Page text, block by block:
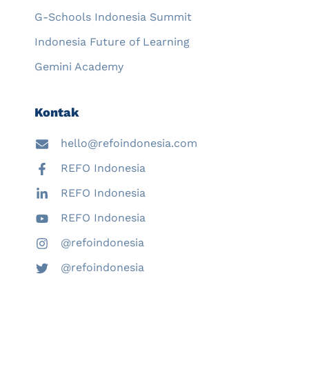
G-Schools Indonesia Summit
Indonesia Future of Learning
Gemini Academy
Kontak
hello@refoindonesia.com
REFO Indonesia
REFO Indonesia
REFO Indonesia
@refoindonesia
@refoindonesia